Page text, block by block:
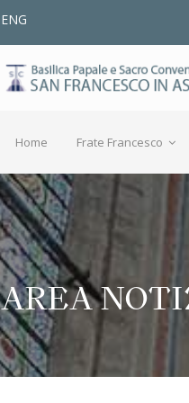
ENG
Home Frate Francesco
AREA